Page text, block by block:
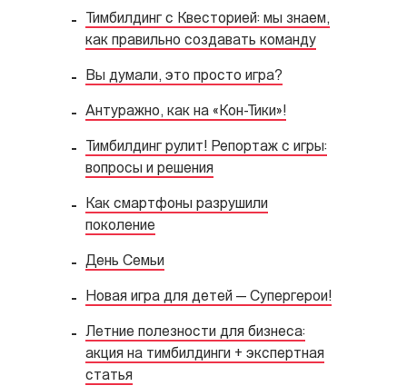
Тимбилдинг с Квесторией: мы знаем,
как правильно создавать команду
Вы думали, это просто игра?
Антуражно, как на «Кон-Тики»!
Тимбилдинг рулит! Репортаж с игры:
вопросы и решения
Как смартфоны разрушили
поколение
День Семьи
Новая игра для детей — Супергерои!
Летние полезности для бизнеса:
акция на тимбилдинги + экспертная
статья